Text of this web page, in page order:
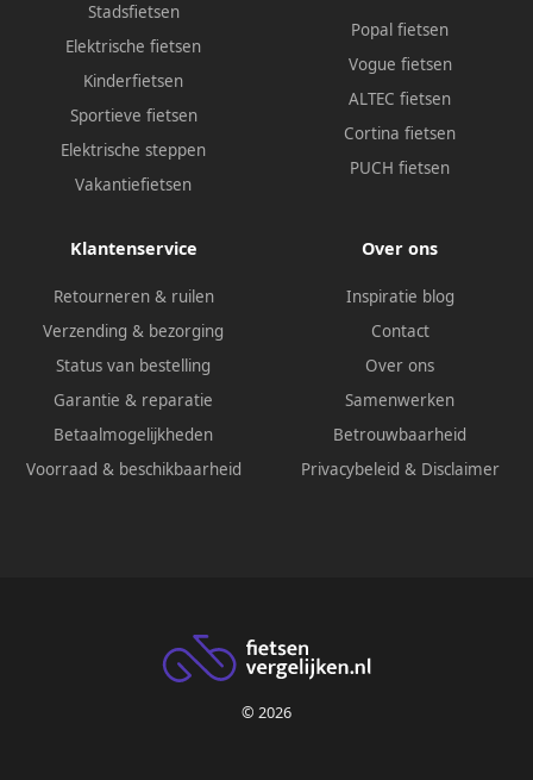
Stadsfietsen
Elektrische fietsen
Kinderfietsen
Sportieve fietsen
Elektrische steppen
Vakantiefietsen
Popal fietsen
Vogue fietsen
ALTEC fietsen
Cortina fietsen
PUCH fietsen
Klantenservice
Retourneren & ruilen
Verzending & bezorging
Status van bestelling
Garantie & reparatie
Betaalmogelijkheden
Voorraad & beschikbaarheid
Over ons
Inspiratie blog
Contact
Over ons
Samenwerken
Betrouwbaarheid
Privacybeleid & Disclaimer
© 2026